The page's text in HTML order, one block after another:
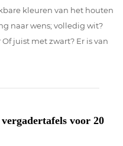
kleuren van het houten
naar wens; volledig wit?
juist met zwart? Er is van
voor 20